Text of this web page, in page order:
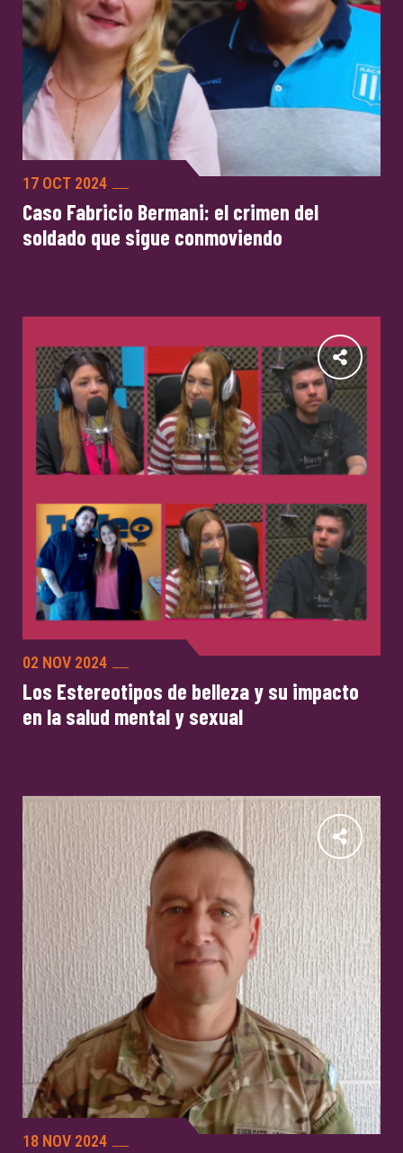
17 OCT 2024
Caso Fabricio Bermani: el crimen del
soldado que sigue conmoviendo
02 NOV 2024
Los Estereotipos de belleza y su impacto
en la salud mental y sexual
18 NOV 2024